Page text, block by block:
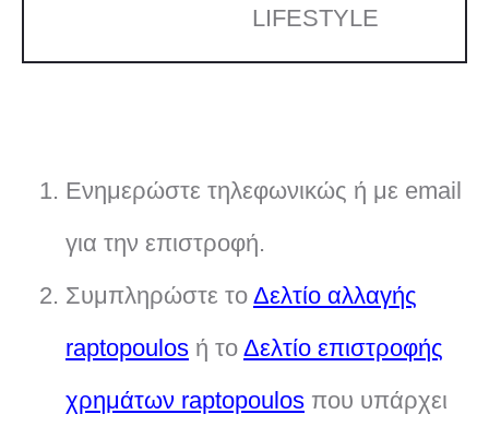
LIFESTYLE
Ενημερώστε τηλεφωνικώς ή με email
για την επιστροφή.
Συμπληρώστε το Δελτίο αλλαγής
raptopoulos ή το Δελτίο επιστροφής
χρημάτων raptopoulos που υπάρχει